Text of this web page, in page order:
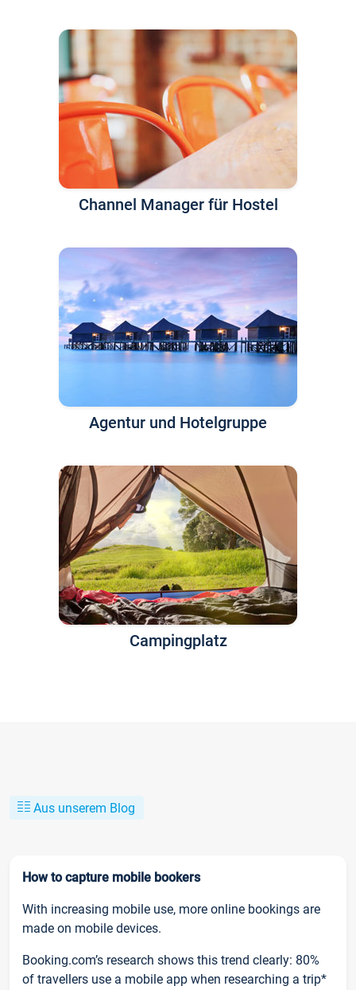
Channel Manager für Hostel
Agentur und Hotelgruppe
Campingplatz
Aus unserem Blog
How to capture mobile bookers
With increasing mobile use, more online bookings are
made on mobile devices.
Booking.com’s research shows this trend clearly: 80%
of travellers use a mobile app when researching a trip*